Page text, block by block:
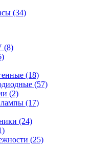
(34)
(8)
(18)
(57)
(2)
(17)
(24)
(25)